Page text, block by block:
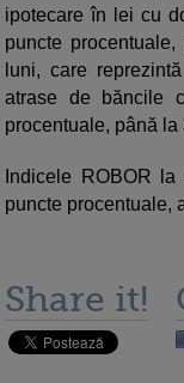
ipotecare în lei cu
puncte
luni, care
atrase de băncile
procentuale, până la
Indicele ROBOR
puncte procentuale,
Share it!